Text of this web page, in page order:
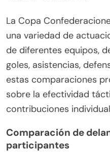
La Copa
una variedad de
de diferentes equipos,
goles, asistencias,
estas comparaciones
sobre la efectividad
contribuciones
Comparación de
participantes